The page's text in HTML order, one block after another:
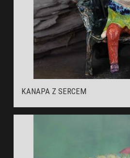
KANAPA Z SERCEM